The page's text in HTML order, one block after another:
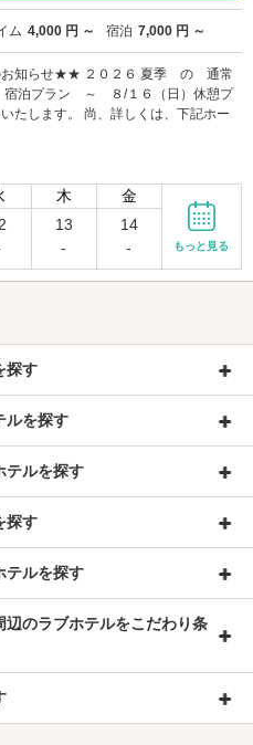
ム 4,000 円 ～ 宿泊 7,000 円 ～
知らせ★★ ２０２６ 夏季 の 通常
泊プラン ～ ８/１６（日）休憩プ
たします。 尚、詳しくは、下記ホー
木 金
13
-
14
-
もっと見る
探す
ルを探す
テルを探す
探す
テルを探す
辺のラブホテルをこだわり条